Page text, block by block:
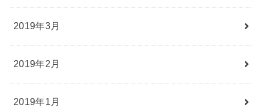
2019年3月
2019年2月
2019年1月